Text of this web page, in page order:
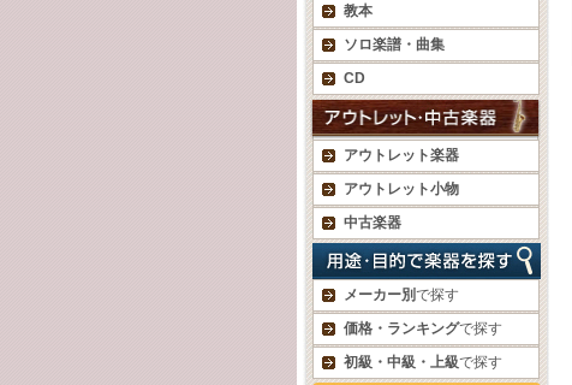
教本
ソロ楽譜・曲集
CD
アウトレット楽器
アウトレット小物
中古楽器
メーカー別で探す
価格・ランキングで探す
初級・中級・上級で探す